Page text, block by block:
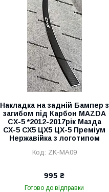
Накладка на задній Бампер з
загибом під Карбон MAZDA
CX-5 *2012-2017рік Мазда
СХ-5 СХ5 ЦХ5 ЦХ-5 Преміум
Нержавійка з логотипом
ZK-MA09
995 ₴
Готово до відправки